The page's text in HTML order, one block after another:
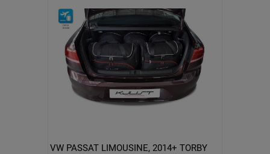
VW PASSAT LIMOUSINE, 2014+ TORBY